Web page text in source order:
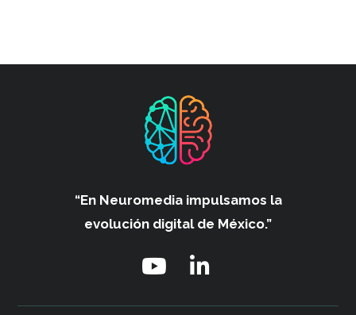
“En Neuromedia impulsamos la
evolución digital de México.”